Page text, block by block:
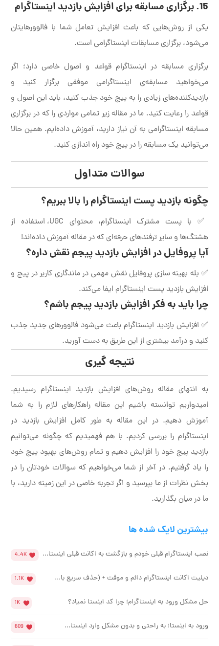
15. برگزاری مسابقه برای افزایش بازدید اینستاگرام
یکی از روش‌هایی که باعث افزایش تعامل شما با فالوورهایتان
می‌شود، برگزاری مسابقات اینستاگرامی است.
برگزاری مسابقه در اینستاگرام قواعد و اصول خاصی دارد؛ اگر
می‌خواهید مسابقه‌ی اینستاگرامی موفقی برگزار کنید و
بازدیدکننده‌های زیادی را به پیج خود جذب کنید، باید این اصول و
قواعد را رعایت کنید. ما در مقاله زیر تمامی مواردی را که در برگزاری
مسابقه اینستاگرامی به آن نیاز دارید، آموزش داده‌ایم. همین حالا
می‌توانید یک مسابقه را در پیج خود راه اندازی کنید.
سوالات متداول
چگونه بازدید پست اینستاگرام را بالا ببریم؟
✅ با پست مشترک اینستاگرام، محتوای UGC، استفاده از
هشتگ‌ها و سایر ترفندهای حرفه‌ای که در مقاله آموزش داده‌اند!
آیا پروفایل در افزایش بازدید پیجم نقش داره؟
✅ بله بهینه سازی پروفایل نقش مهمی در ماندگاری کاربر در پیج و
افزایش بازدید پست اینستاگرام ایفا می‌کند.
چرا باید به فکر افزایش بازدید پیجم باشم؟
✅ افزایش بازدید اینستاگرام باعث می‌شود فالوورهای جدید جذب
کنید و درآمد بیشتری از این طریق به دست آورید.
نتیجه گیری
به انتهای مقاله روش‌های افزایش بازدید اینستاگرام رسیدیم.
امیدواریم توانسته باشیم این مقاله راهکارهای لازم را به شما
آموزش دهیم. در این مقاله به طور کامل افزایش بازدید در
اینستاگرام را بررسی کردیم. با هم فهمیدیم که چگونه می‌توانیم
بازدید پیج خود را افزایش دهیم و تمام روش‌های بهبود پیج خود
را یاد گرفتیم. در آخر از شما می‌خواهیم که سوالات خودتان را در
بخش نظرات از ما بپرسید و اگر تجربه خاصی در این زمینه دارید، با
ما در میان بگذارید.
بیشترین لایک شده ها
نصب اینستاگرام قبلی خودم و بازگشت به اکانت قبلی اینستا... 4.4K
دیلیت اکانت اینستاگرام دائم و موقت + (حذف سریع با... 1.1K
حل مشکل ورود به اینستاگرام؛ چرا کد اینستا نمیاد؟ 1K
ورود به اینستا؛ به راحتی و بدون مشکل وارد اینستا... 609